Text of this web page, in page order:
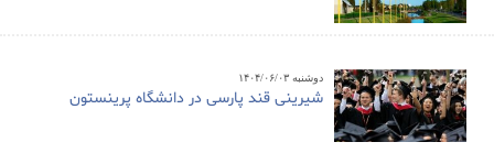
دوشنبه ۱۴۰۴/۰۶/۰۳
شیرینی قند پارسی در دانشگاه پرینستون